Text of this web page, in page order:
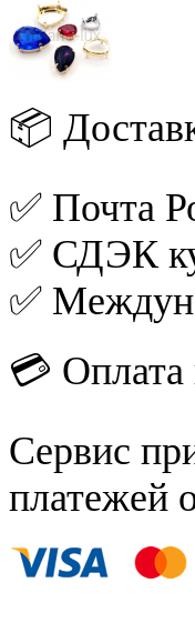
📦
✅ Почта
✅ СДЭК
✅
💳 Оплата
Сервис
платежей